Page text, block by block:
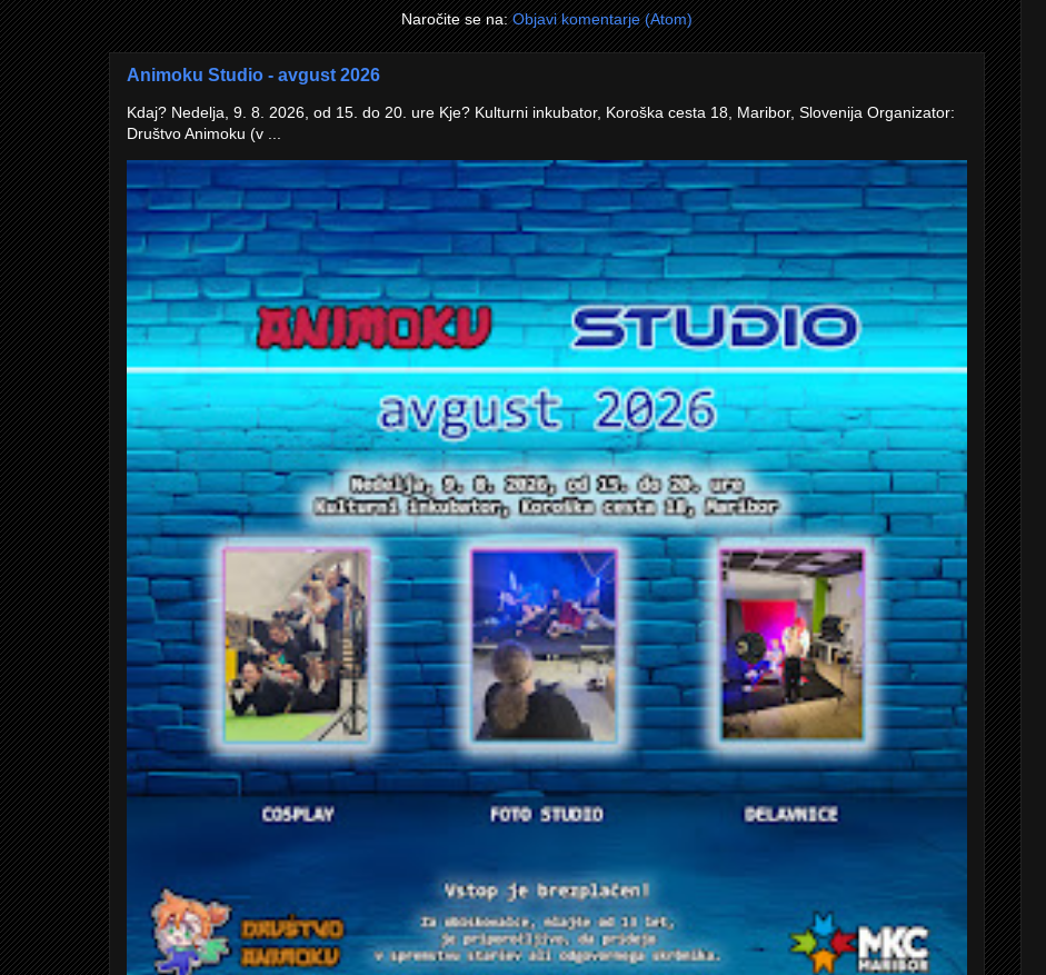
Naročite se na:Objavi komentarje (Atom)
Animoku Studio - avgust 2026
Kdaj? Nedelja, 9. 8. 2026, od 15. do 20. ure Kje? Kulturni inkubator, Koroška cesta 18, Maribor, Slovenija Organizator:
Društvo Animoku (v ...